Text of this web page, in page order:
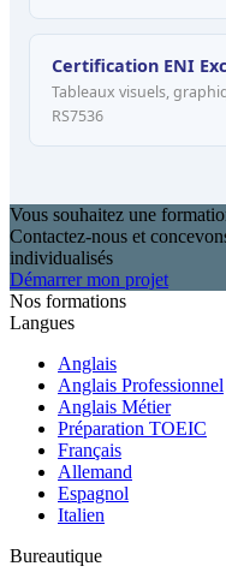
Certification ENI
Tableaux visuels,
RS7536
Vous souhaitez une
Contactez-nous et
individualisés
Démarrer mon projet
Nos formations
Langues
Anglais
Anglais Professionnel
Anglais Métier
Préparation TOEIC
Français
Allemand
Espagnol
Italien
Bureautique